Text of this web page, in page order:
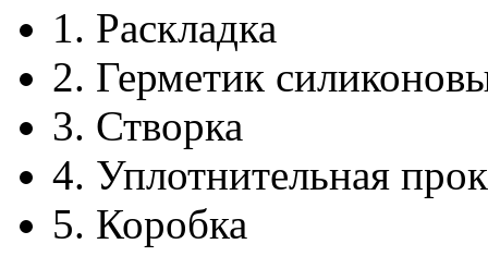
1. Раскладка
2. Герметик
3. Створка
4. Уплотнительная
5. Коробка